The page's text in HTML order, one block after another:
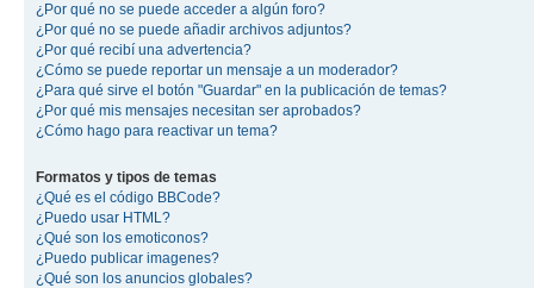
¿Por qué no se puede acceder a algún foro?
¿Por qué no se puede añadir archivos adjuntos?
¿Por qué recibí una advertencia?
¿Cómo se puede reportar un mensaje a un moderador?
¿Para qué sirve el botón "Guardar" en la publicación de temas?
¿Por qué mis mensajes necesitan ser aprobados?
¿Cómo hago para reactivar un tema?
Formatos y tipos de temas
¿Qué es el código BBCode?
¿Puedo usar HTML?
¿Qué son los emoticonos?
¿Puedo publicar imagenes?
¿Qué son los anuncios globales?